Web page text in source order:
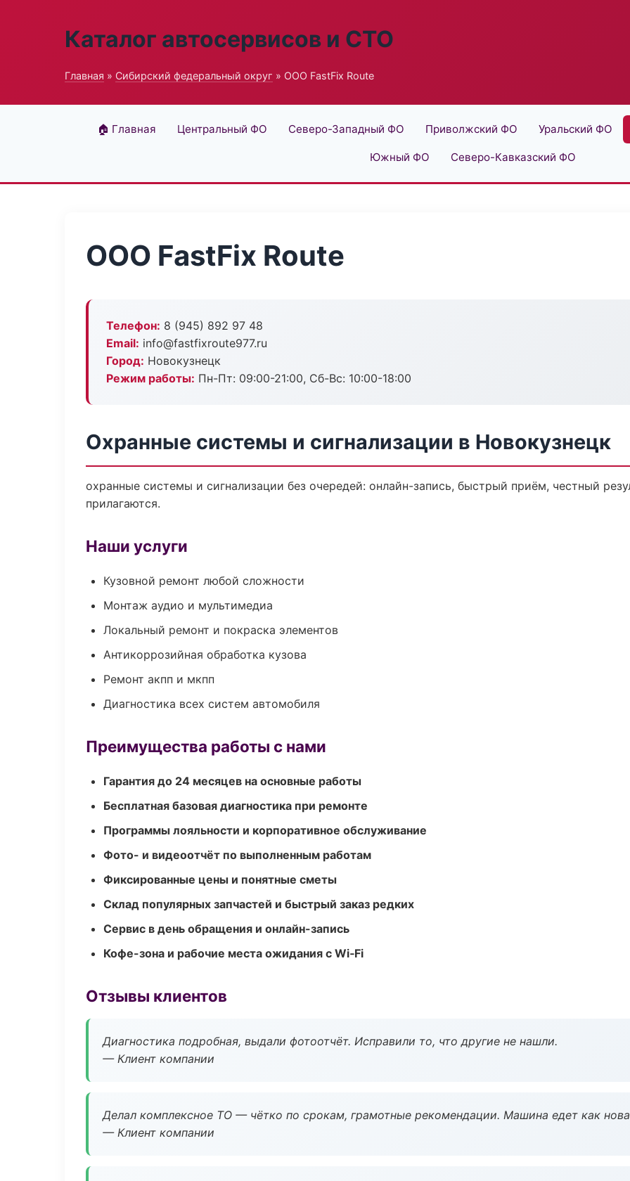
Каталог автосервисов и СТО
Главная » Сибирский федеральный округ » ООО FastFix Route
🏠 Главная Центральный ФО Северо-Западный ФО Приволжский ФО Уральский ФО
Южный ФО Северо-Кавказский ФО
ООО FastFix Route
Телефон: 8 (945) 892 97 48
Email: info@fastfixroute977.ru
Город: Новокузнецк
Режим работы: Пн-Пт: 09:00-21:00, Сб-Вс: 10:00-18:00
Охранные системы и сигнализации в Новокузнецк
охранные системы и сигнализации без очередей: онлайн-запись, быстрый приём, честный
прилагаются.
Наши услуги
Кузовной ремонт любой сложности
Монтаж аудио и мультимедиа
Локальный ремонт и покраска элементов
Антикоррозийная обработка кузова
Ремонт акпп и мкпп
Диагностика всех систем автомобиля
Преимущества работы с нами
Гарантия до 24 месяцев на основные работы
Бесплатная базовая диагностика при ремонте
Программы лояльности и корпоративное обслуживание
Фото- и видеоотчёт по выполненным работам
Фиксированные цены и понятные сметы
Склад популярных запчастей и быстрый заказ редких
Сервис в день обращения и онлайн-запись
Кофе-зона и рабочие места ожидания с Wi‑Fi
Отзывы клиентов
Диагностика подробная, выдали фотоотчёт. Исправили то, что другие не нашли.
— Клиент компании
Делал комплексное ТО — чётко по срокам, грамотные рекомендации. Машина едет как
— Клиент компании